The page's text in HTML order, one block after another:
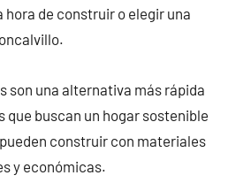
hora de construir o elegir una
son una alternativa más rápida
que buscan un hogar sostenible
construir con materiales
y económicas.